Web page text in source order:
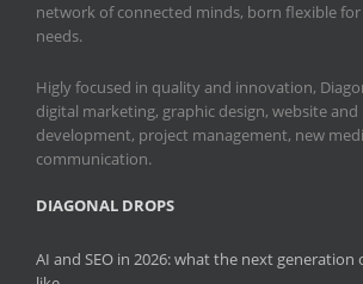
network of connected minds, born flexible
needs.
Higly focused in quality and innovation,
digital marketing, graphic design, website
development, project management, new
communication.
DIAGONAL DROPS
AI and SEO in 2026: what the next generation